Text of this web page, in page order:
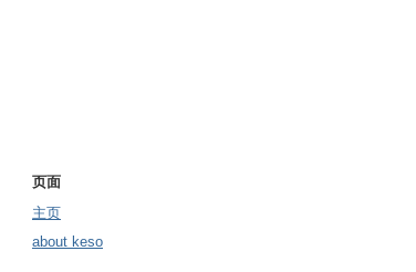
页面
主页
about keso